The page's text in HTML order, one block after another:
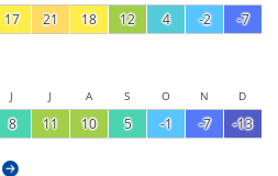
17 21 18 12 4 -2 -7
J J A S O N D
8 11 10 5 -1 -7 -13